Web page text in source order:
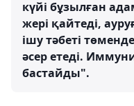
күйі бұзылған
жері қайтеді,
ішу тәбеті
әсер етеді.
бастайды".